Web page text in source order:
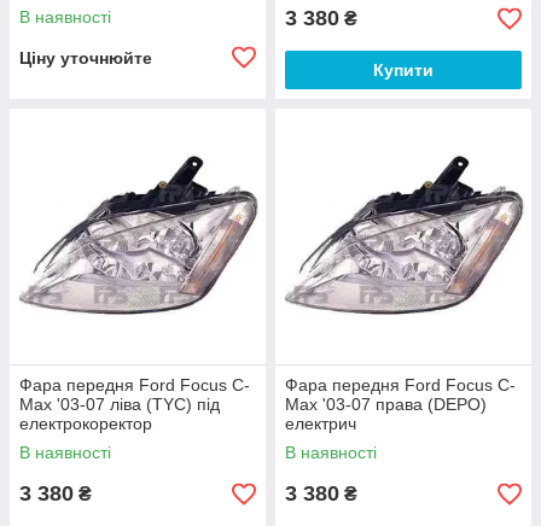
В наявності
Ціну уточнюйте
3 380 ₴
Купити
Фара передня Ford Focus C-
Max '03-07 ліва (TYC) під
електрокоректор
В наявності
3 380 ₴
Фара передня Ford Focus C-
Max '03-07 права (DEPO)
електрич
В наявності
3 380 ₴